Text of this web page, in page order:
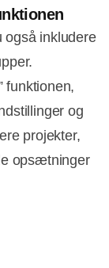
også inkludere
funktionen,
og
projekter,
opsætninger